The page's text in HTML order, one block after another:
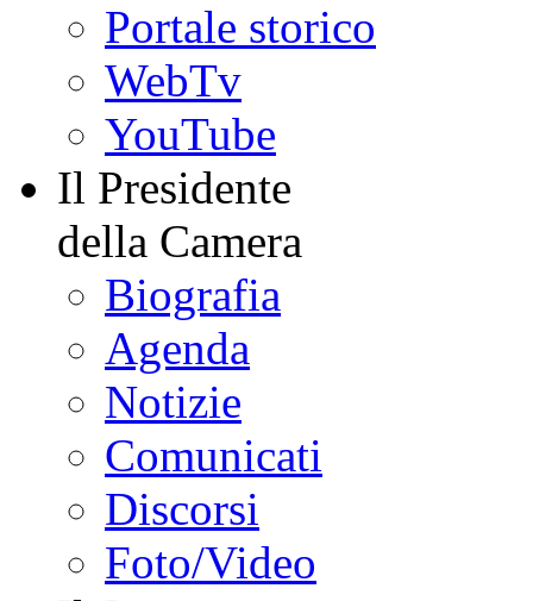
Portale storico
WebTv
YouTube
Il Presidente
della Camera
Biografia
Agenda
Notizie
Comunicati
Discorsi
Foto/Video